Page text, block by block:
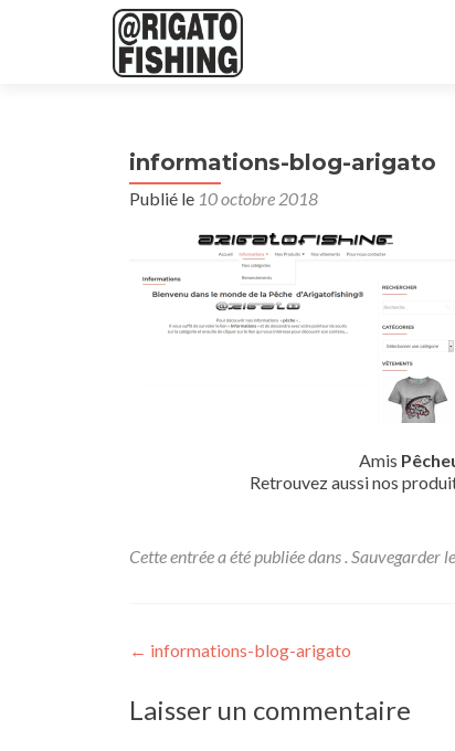
informations-blog-arigato
Publié le 10 octobre 2018
Amis
Retrouvez aussi nos
Cette entrée a été publiée dans . Sauvegarder le
Navigation
de
l’article
← informations-blog-arigato
Laisser un commentaire